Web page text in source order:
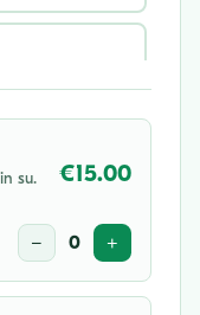
su. €15.00
− 0 +